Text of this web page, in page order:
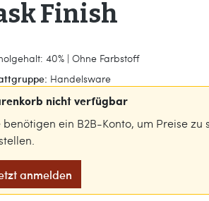
Finish
40% | Ohne Farbstoff
Handelsware
nicht verfügbar
benötigen ein B2B-Konto, um Preise zu
anmelden